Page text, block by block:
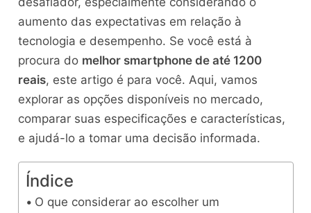
aumento das expectativas em relação à
tecnologia e desempenho. Se você está à
procura do melhor smartphone de até 1200
reais, este artigo é para você. Aqui, vamos
explorar as opções disponíveis no mercado,
comparar suas especificações e características,
e ajudá-lo a tomar uma decisão informada.
Índice
O que considerar ao escolher um